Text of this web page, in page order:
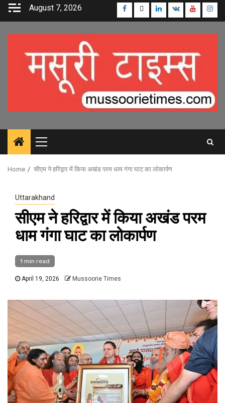
Skip
August 7, 2026 Facebook
TwitterLinkedin
VK Youtube
Primary
Menu
Home सीएम ने हरिद्वार में किया अखंड परम धाम गंगा घाट का लोकार्पण
Uttarakhand
सीएम ने हरिद्वार में किया अखंड परम
धाम गंगा घाट का लोकार्पण
1 min read
April 19, 2026 Mussoorie Times